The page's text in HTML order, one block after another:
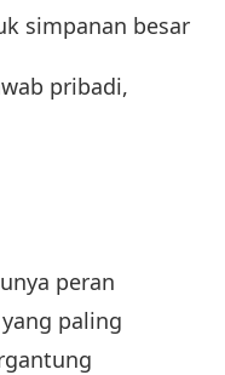
simpanan besar
pribadi,
peran
paling